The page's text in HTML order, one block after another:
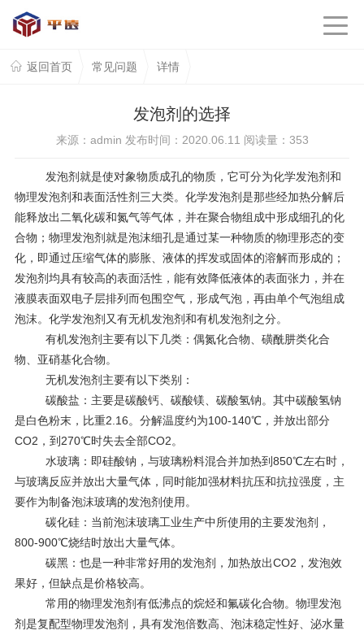
返回首页 常见问题 详情
发泡剂的选择
来源：admin 发布时间：2020.06.11 阅读量： 353
发泡剂就是使对象物质成孔的物质，它可分为化学发泡剂和
物理发泡剂和表面活性剂三大类。化学发泡剂是那些经加热分解后
能释放出二氧化碳和氮气等气体，并在聚合物组成中形成细孔的化
合物；物理发泡剂就是泡沫细孔是通过某一种物质的物理形态的变
化，即通过压缩气体的膨胀、液体的挥发或固体的溶解而形成的；
发泡剂均具有较高的表面活性，能有效降低液体的表面张力，并在
液膜表面双电子层排列而包围空气，形成气泡，再由单个气泡组成
泡沫。化学发泡剂又有无机发泡剂和有机发泡剂之分。
有机发泡剂主要有以下几类：偶氮化合物、磺酰肼类化合
物、亚硝基化合物。
无机发泡剂主要有以下类别：
碳酸盐：主要是碳酸钙、碳酸镁、碳酸氢钠。其中碳酸氢钠
是白色粉末，比重2.16。分解温度约为100-140℃，并放出部分
CO2，到270℃时失去全部CO2。
水玻璃：即硅酸钠，与玻璃粉料混合并加热到850℃左右时，
与玻璃反应并放出大量气体，同时能加强材料抗压和抗拉强度，主
要作为制备泡沫玻璃的发泡剂使用。
碳化硅：当前泡沫玻璃工业生产中所使用的主要发泡剂，
800-900℃烧结时放出大量气体。
碳黑：也是一种非常好用的发泡剂，加热放出CO2，发泡效
果好，但缺点是价格较高。
常用的物理发泡剂有低沸点的烷烃和氟碳化合物。物理发泡
剂是复配型物理发泡剂，具有发泡倍数高、泡沫稳定性好、泌水量